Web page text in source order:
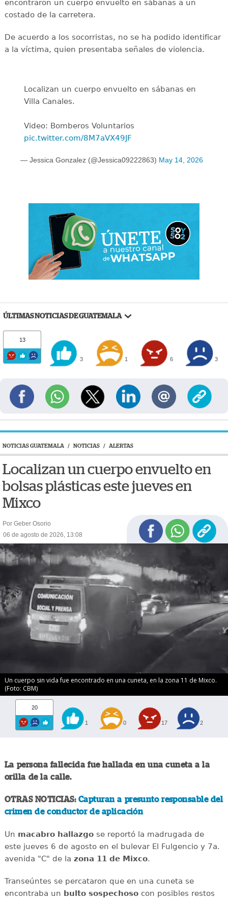
encontraron un cuerpo envuelto en sábanas a un
costado de la carretera.
De acuerdo a los socorristas, no se ha podido identificar
a la víctima, quien presentaba señales de violencia.
Localizan un cuerpo envuelto en sábanas en
Villa Canales.
Video: Bomberos Voluntarios
pic.twitter.com/8M7aVX49JF
— Jessica Gonzalez (@Jessica09222863) May 14, 2026
ÚLTIMAS NOTICIAS DE GUATEMALA
13
3 1 6 3
NOTICIAS GUATEMALA / NOTICIAS / ALERTAS
Localizan un cuerpo envuelto en
bolsas plásticas este jueves en
Mixco
Por Geber Osorio
06 de agosto de 2026, 13:08
Un cuerpo sin vida fue encontrado en una cuneta, en la zona 11 de Mixco.
(Foto: CBM)
20
1 0 17 2
La persona fallecida fue hallada en una cuneta a la
orilla de la calle.
OTRAS NOTICIAS: Capturan a presunto responsable del
crimen de conductor de aplicación
Un macabro hallazgose reportó la madrugada de
este jueves 6 de agosto en el bulevar El Fulgencio y 7a.
avenida "C" de la zona 11 de Mixco.
Transeúntes se percataron que en una cuneta se
encontraba un bulto sospechosocon posibles restos